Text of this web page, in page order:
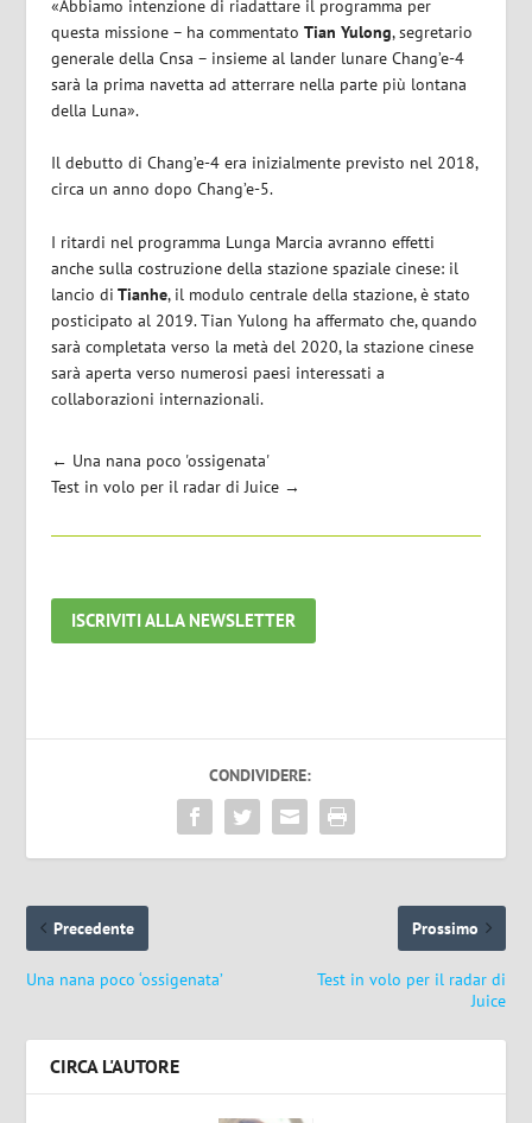
«Abbiamo intenzione di riadattare il programma per
questa missione – ha commentato Tian Yulong, segretario
generale della Cnsa – insieme al lander lunare Chang’e-4
sarà la prima navetta ad atterrare nella parte più lontana
della Luna».
Il debutto di Chang’e-4 era inizialmente previsto nel 2018,
circa un anno dopo Chang’e-5.
I ritardi nel programma Lunga Marcia avranno effetti
anche sulla costruzione della stazione spaziale cinese: il
lancio di Tianhe, il modulo centrale della stazione, è stato
posticipato al 2019. Tian Yulong ha affermato che, quando
sarà completata verso la metà del 2020, la stazione cinese
sarà aperta verso numerosi paesi interessati a
collaborazioni internazionali.
← Una nana poco 'ossigenata'
Test in volo per il radar di Juice→
ISCRIVITI ALLA NEWSLETTER
CONDIVIDERE:
Precedente
Una nana poco ‘ossigenata’
Prossimo
Test in volo per il radar di
Juice
CIRCA L'AUTORE